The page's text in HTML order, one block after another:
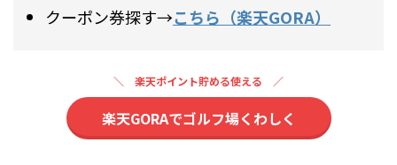
クーポン券探す→こちら（楽天GORA）
楽天ポイント貯める使える
楽天GORAでゴルフ場くわしく